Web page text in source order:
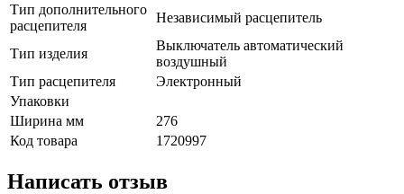
Тип дополнительного
расцепителя
Независимый расцепитель
Тип изделия
Выключатель автоматический
воздушный
Тип расцепителя
Электронный
Упаковки
Ширина мм
276
Код товара
1720997
Написать отзыв